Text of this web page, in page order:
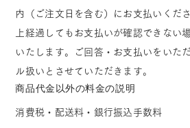
内（ご注文日を含む）にお支払いくだ
上経過してもお支払いが確認できない
いたします。ご回答・お支払いをいた
ル扱いとさせていただきます。
商品代金以外の料金の説明
消費税・配送料・銀行振込手数料